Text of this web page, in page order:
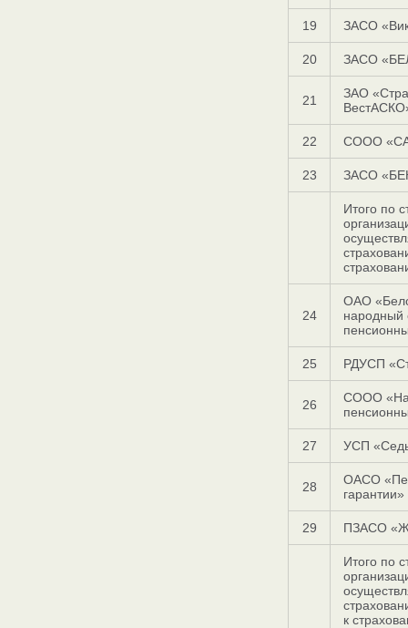
19 ЗАСО
20 ЗАСО
21
ЗАО
22 СООО
23 ЗАСО
Итого по
24
ОАО
народный
25 РДУСП
26
СООО
27 УСП
28
ОАСО
гарантии»
29 ПЗАСО
Итого по
к